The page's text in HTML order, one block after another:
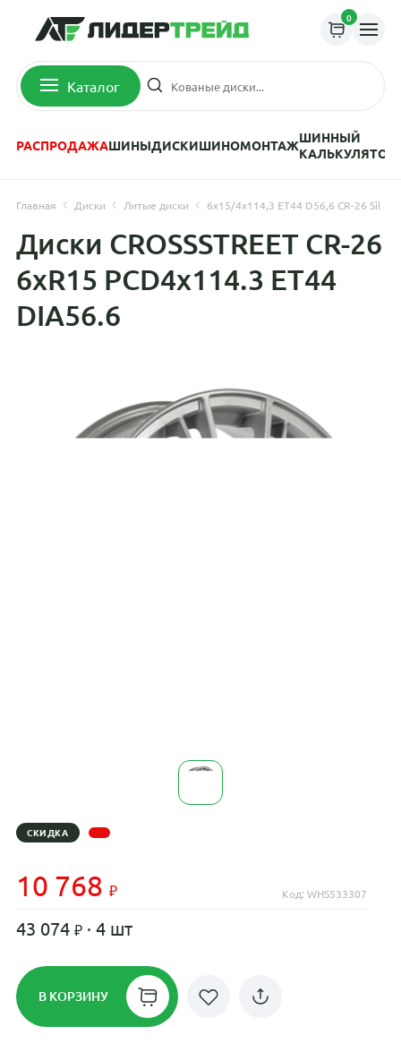
0
Каталог
РАСПРОДАЖАШИНЫДИСКИШИНОМОНТАЖШИННЫЙ
КАЛЬКУЛЯТОР
Главная Диски Литые диски 6x15/4x114,3 ET44 D56,6 CR-26 Sil
Диски CROSSSTREET CR-26
6xR15 PCD4x114.3 ET44
DIA56.6
СКИДКА
10 768 Код: WHS533307
43 074 · 4 шт
В КОРЗИНУ